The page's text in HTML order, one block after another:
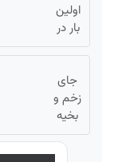
بگیر
اولین
بار در
ایران
این
دکتر
کرم
ترمیم
کننده
جای
زخم و
بخیه
داری؟؟
3